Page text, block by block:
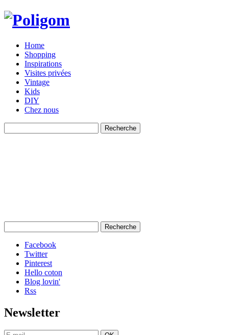
Home
Shopping
Inspirations
Visites privées
Vintage
Kids
DIY
Chez nous
Facebook
Twitter
Pinterest
Hello coton
Blog lovin'
Rss
Newsletter